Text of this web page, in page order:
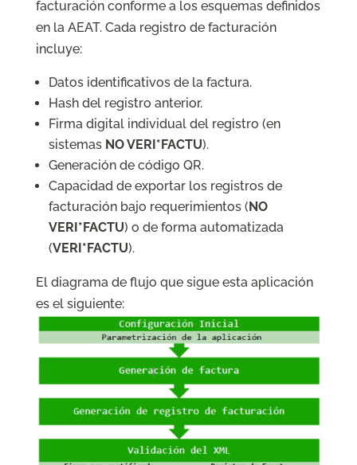
facturación conforme a los esquemas definidos
en la AEAT. Cada registro de facturación
incluye:
Datos identificativos de la factura.
Hash del registro anterior.
Firma digital individual del registro (en
sistemas NO VERI*FACTU).
Generación de código QR.
Capacidad de exportar los registros de
facturación bajo requerimientos (NO
VERI*FACTU) o de forma automatizada
(VERI*FACTU).
El diagrama de flujo que sigue esta aplicación
es el siguiente: